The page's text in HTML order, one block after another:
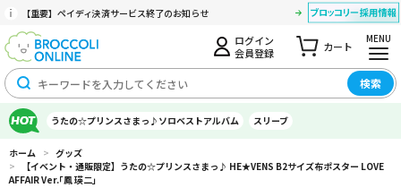
【重要】ペイディ決済サービス終了のお知らせ
ログイン
会員登録
カート
MENU
検索
うたの☆プリンスさまっ♪ソロベストアルバム スリーブ
ホーム > グッズ
>
【イベント・通販限定】うたの☆プリンスさまっ♪ HE★VENS B2サイズ布ポスター LOVE
AFFAIR Ver.｢鳳 瑛二｣